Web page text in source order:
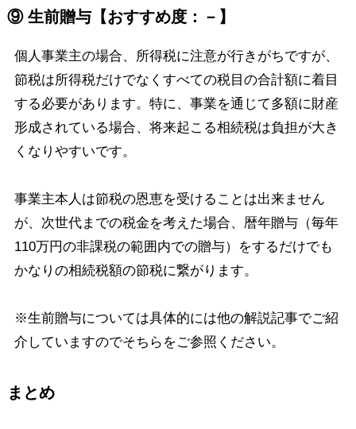
⑨ 生前贈与【おすすめ度：－】
個人事業主の場合、所得税に注意が行きがちですが、
節税は所得税だけでなくすべての税目の合計額に着目
する必要があります。特に、事業を通じて多額に財産
形成されている場合、将来起こる相続税は負担が大き
くなりやすいです。
事業主本人は節税の恩恵を受けることは出来ません
が、次世代までの税金を考えた場合、暦年贈与（毎年
110万円の非課税の範囲内での贈与）をするだけでも
かなりの相続税額の節税に繋がります。
※生前贈与については具体的には他の解説記事でご紹
介していますのでそちらをご参照ください。
まとめ